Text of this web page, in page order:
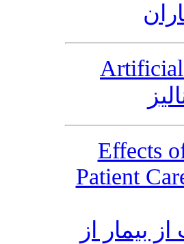
Effects
Patient
بیمار از